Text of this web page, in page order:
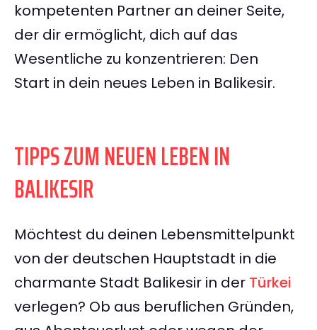
kompetenten Partner an deiner Seite,
der dir ermöglicht, dich auf das
Wesentliche zu konzentrieren: Den
Start in dein neues Leben in Balikesir.
TIPPS ZUM NEUEN LEBEN IN
BALIKESIR
Möchtest du deinen Lebensmittelpunkt
von der deutschen Hauptstadt in die
charmante Stadt Balikesir in der Türkei
verlegen? Ob aus beruflichen Gründen,